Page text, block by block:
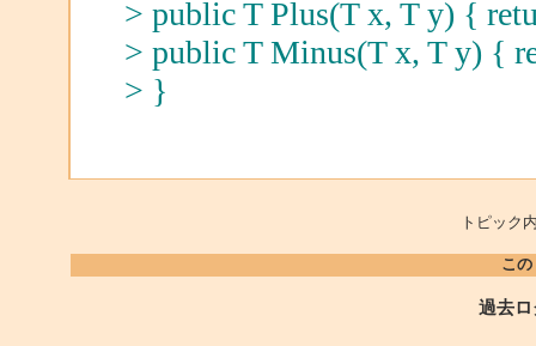
> public T Plus(T x, T y) {
> public T Minus(T x, T y) {
> }
トピッ
こ
過去